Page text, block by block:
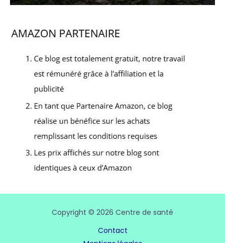
Copyright © 2026 Centre de santé
Contact